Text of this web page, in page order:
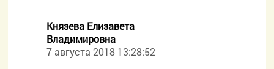
Князева Елизавета
Владимировна
7 августа 2018 13:28:52